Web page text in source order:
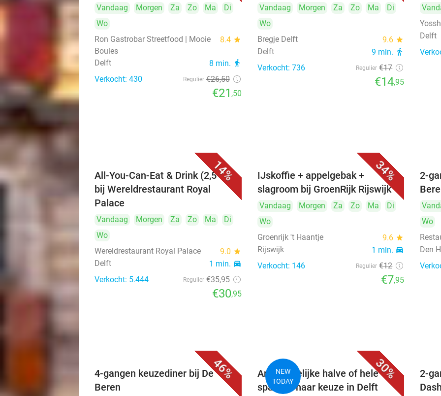
Vandaag Morgen Za Zo Ma
Di
Wo
Ron Gastrobar Streetfood | Mooie
Boules
8.4 star
Delft 8 min. directions_walk
Verkocht: 430 Regulier €26,50
€21 ,50
Vandaag Morgen Za Zo Ma
Di
Wo
Bregje Delft
9.6 star
Delft 9 min. directions_walk
Verkocht: 736 Regulier €17
€14,95
Delft
14%
All-You-Can-Eat & Drink (2,5 uur)
bij Wereldrestaurant Royal
Palace
Vandaag Morgen Za Zo Ma
Di
Wo
Wereldrestaurant Royal Palace
9.0 star
Delft 1 min. directions_car
Verkocht: 5.444 Regulier €35,95
€30,95
34%
IJskoffie + appelgebak +
slagroom bij GroenRijk Rijswijk
Vandaag Morgen Za Zo Ma
Di
Wo
Groenrijk 't Haantje
9.6 star
Rijswijk 1 min. directions_car
Verkocht: 146 Regulier €12
€7,95
2-
Wo
Den
46%
4-gangen keuzediner bij De
Beren
30%
NEW
TODAY
Ambachtelijke halve of hele
sparerib naar keuze in Delft
2-